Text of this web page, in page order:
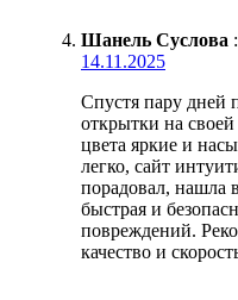
Шанель Суслова :
14.11.2025
Спустя пару дней
открытки на
цвета яркие и
легко, сайт
порадовал, нашла
быстрая и
повреждений.
качество и